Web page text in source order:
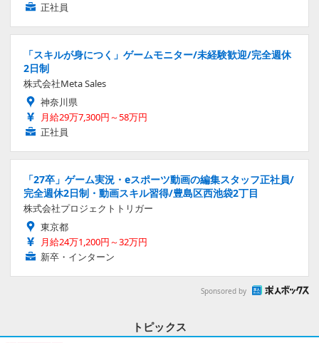
正社員
「スキルが身につく」ゲームモニター/未経験歓迎/完全週休
2日制
株式会社Meta Sales
神奈川県
月給29万7,300円～58万円
正社員
「27卒」ゲーム実況・eスポーツ動画の編集スタッフ正社員/
完全週休2日制・動画スキル習得/豊島区西池袋2丁目
株式会社プロジェクトトリガー
東京都
月給24万1,200円～32万円
新卒・インターン
Sponsored by
トピックス